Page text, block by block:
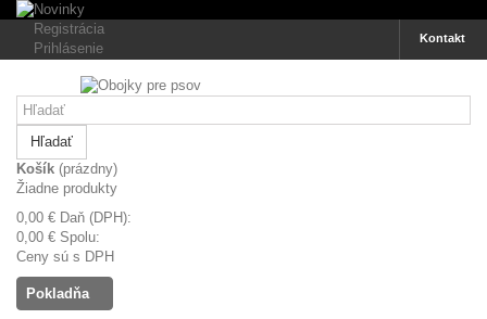
Kontakt
Registrácia
Prihlásenie
Hľadať
Košík (prázdny)
Žiadne produkty
0,00 € Daň (DPH):
0,00 € Spolu:
Ceny sú s DPH
Pokladňa